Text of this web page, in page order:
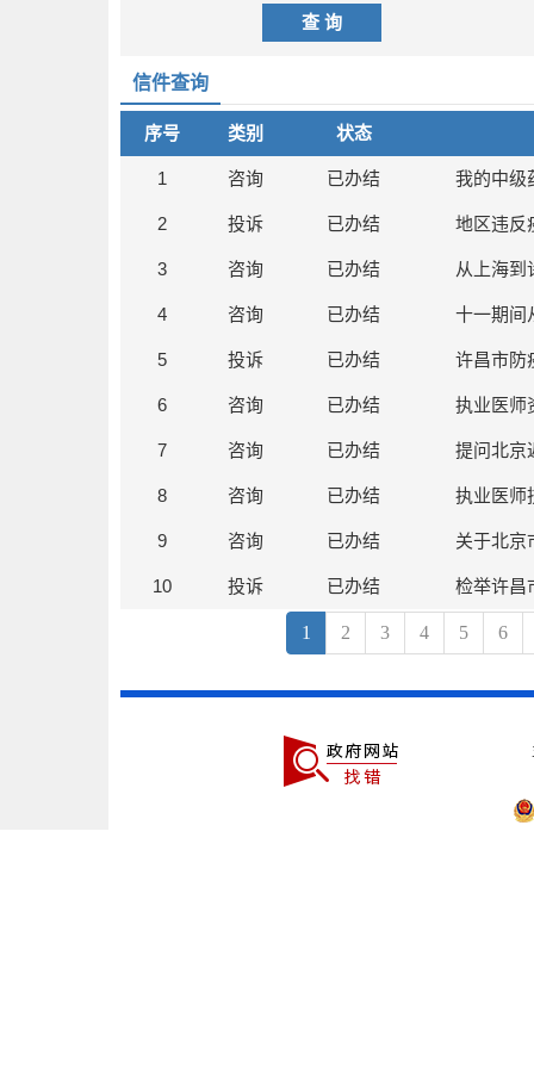
信件查询
序号 类别 状态
1 咨询 已办结 我的中级
2 投诉 已办结 地区违反
3 咨询 已办结
4 咨询 已办结
5 投诉 已办结 许昌市防
6 咨询 已办结 执业医师
7 咨询 已办结 提问北京
8 咨询 已办结 执业医师
9 咨询 已办结 关于北京
10 投诉 已办结
1 2 3 4 5 6